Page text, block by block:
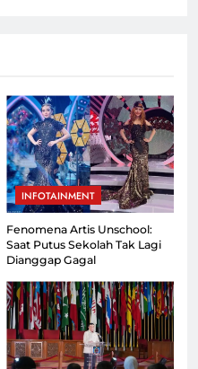
INFOTAINMENT
Fenomena Artis Unschool:
Saat Putus Sekolah Tak Lagi
Dianggap Gagal